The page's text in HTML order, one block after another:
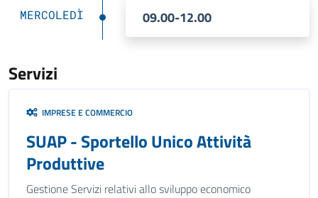
MERCOLEDÌ 09.00-12.00
Servizi
IMPRESE E COMMERCIO
SUAP - Sportello Unico Attività
Produttive
Gestione Servizi relativi allo sviluppo economico